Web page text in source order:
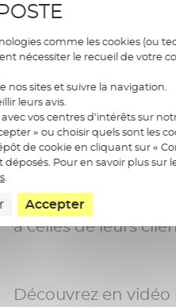
La transformation
digital et les
usages.
Les professionnels
d'agilité et
immobilières.
devient une
à celles de leurs
Découvrez en vidéo
comme les cookies (ou
nécessiter le recueil de votre
nos sites et suivre la navigation.
leurs avis.
vos centres d’intérêts sur
» ou choisir quels sont les
de cookie en cliquant sur «
Pour en savoir plus sur
.
Accepter